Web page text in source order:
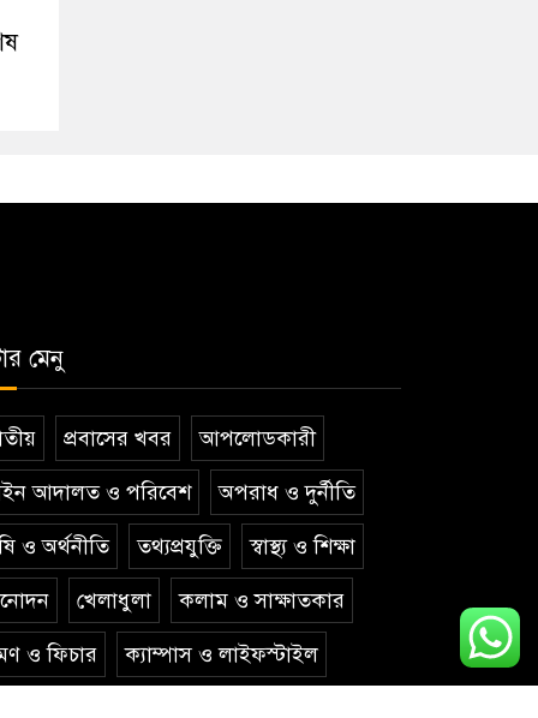
মেনু
প্রবাসের খবর আপলোডকারী
আদালত ও পরিবেশ অপরাধ ও দুর্নীতি
ও অর্থনীতি তথ্যপ্রযুক্তি স্বাস্থ্য ও শিক্ষা
খেলাধুলা কলাম ও সাক্ষাতকার
ও ফিচার ক্যাম্পাস ও লাইফস্টাইল